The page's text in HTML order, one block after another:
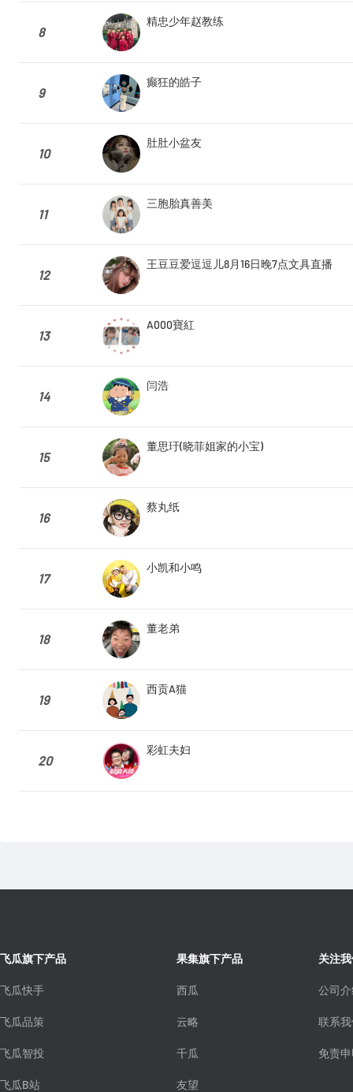
8
精忠少年赵教练
9
癫狂的皓子
10
肚肚小盆友
11
三胞胎真善美
12
王豆豆爱逗逗儿8月16日晚7点文具直播
13
A000寶紅
14
闫浩
15
董思玗(晓菲姐家的小宝)
16
蔡丸纸
17
小凯和小鸣
18
董老弟
19
西贡A猫
20
彩虹夫妇
飞瓜旗下产品
飞瓜快手
飞瓜品策
飞瓜智投
飞瓜B站
果集旗下产品
西瓜
云略
千瓜
友望
关注
公司
联系
免责